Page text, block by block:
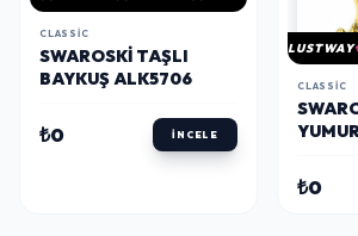
CLASSIC
SWAROSKI TAŞLI
BAYKUŞ ALK5706
₺0 İNCELE
LUSTWAY
CLASSIC
₺0